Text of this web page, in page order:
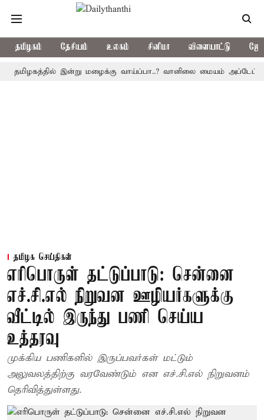
தமிழகம் தேசியம் உலகம் சினிமா விளையாட்டு
இன்று மழைக்கு வாய்ப்பா..? வானிலை மையம் அப்டேட்
தமிழக செய்திகள்
எரிபொருள் தட்டுப்பாடு: சென்னை
எச்.சி.எல் நிறுவன ஊழியர்களுக்கு
வீட்டில் இருந்து பணி செய்ய
உத்தரவு
முக்கிய பணிகளில் இருப்பவர்கள் மட்டும்
அலுவலத்திற்கு வரவேண்டும் என எச்.சி.எல் நிறுவனம்
தெரிவித்துள்ளது.